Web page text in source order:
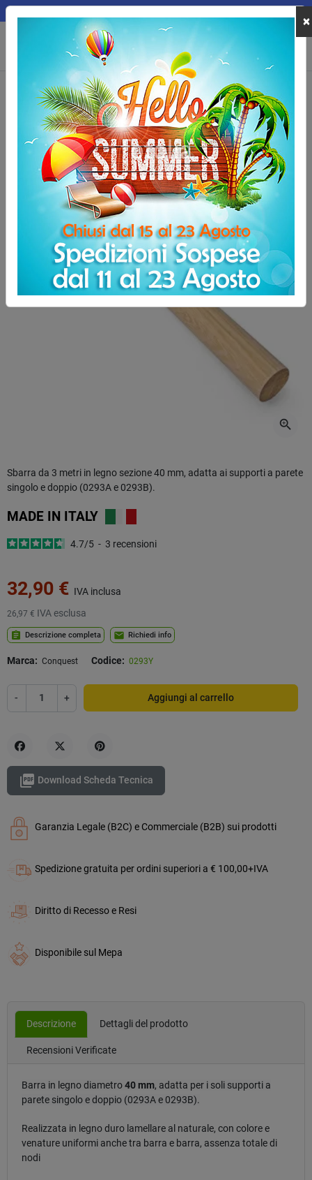
MEPA
Home Sport Indoor Danza Sbarra danza da 3 metri diametro 40
Sbarra danza da 3 metri diametro 40 mm
zoom_in
Sbarra da 3 metri in legno sezione 40 mm, adatta ai supporti a parete
singolo e doppio (0293A e 0293B).
MADE IN ITALY
4.7/5 - 3 recensioni
32,90 € IVA inclusa
26,97 € IVA esclusa
assignment Descrizione completa mail Richiedi info
Marca: Conquest Codice: 0293Y
- + Aggiungi al carrello
 Download Scheda Tecnica
Garanzia Legale (B2C) e Commerciale (B2B) sui prodotti
Spedizione gratuita per ordini superiori a € 100,00+IVA
Diritto di Recesso e Resi
Disponibile sul Mepa
Descrizione Dettagli del prodotto
Recensioni Verificate
Barra in legno diametro40 mm, adatta per i soli supporti a
parete singolo e doppio (0293A e 0293B).
Realizzata in legno duro lamellare al naturale, con colore e
venature uniformi anche tra barra e barra, assenza totale di
nodi
×